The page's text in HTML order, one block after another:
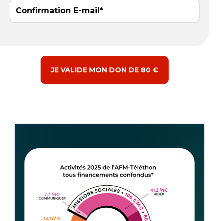
Confirmation E-mail
JE VALIDE MON DON DE 80 €